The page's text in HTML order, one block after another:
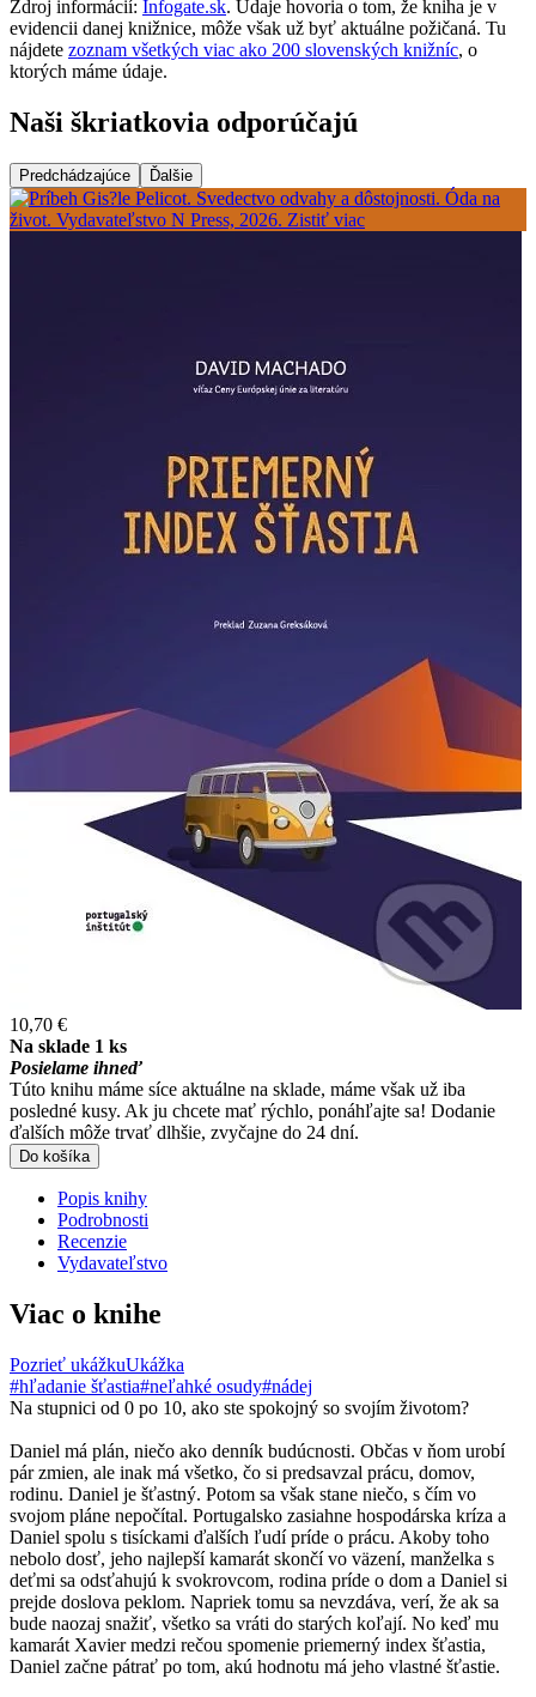
Zdroj informácií: Infogate.sk. Údaje hovoria o tom, že kniha je v
evidencii danej knižnice, môže však už byť aktuálne požičaná. Tu
nájdete zoznam všetkých viac ako 200 slovenských knižníc, o
ktorých máme údaje.
Naši škriatkovia odporúčajú
Predchádzajúce Ďalšie
10,70 €
Na sklade 1 ks
Posielame ihneď
Túto knihu máme síce aktuálne na sklade, máme však už iba
posledné kusy. Ak ju chcete mať rýchlo, ponáhľajte sa! Dodanie
ďalších môže trvať dlhšie, zvyčajne do 24 dní.
Do košíka
Popis knihy
Podrobnosti
Recenzie
Vydavateľstvo
Viac o knihe
Pozrieť ukážkuUkážka
#hľadanie šťastia#neľahké osudy#nádej
Na stupnici od 0 po 10, ako ste spokojný so svojím životom?
Daniel má plán, niečo ako denník budúcnosti. Občas v ňom urobí
pár zmien, ale inak má všetko, čo si predsavzal prácu, domov,
rodinu. Daniel je šťastný. Potom sa však stane niečo, s čím vo
svojom pláne nepočítal. Portugalsko zasiahne hospodárska kríza a
Daniel spolu s tisíckami ďalších ľudí príde o prácu. Akoby toho
nebolo dosť, jeho najlepší kamarát skončí vo väzení, manželka s
deťmi sa odsťahujú k svokrovcom, rodina príde o dom a Daniel si
prejde doslova peklom. Napriek tomu sa nevzdáva, verí, že ak sa
bude naozaj snažiť, všetko sa vráti do starých koľají. No keď mu
kamarát Xavier medzi rečou spomenie priemerný index šťastia,
Daniel začne pátrať po tom, akú hodnotu má jeho vlastné šťastie.